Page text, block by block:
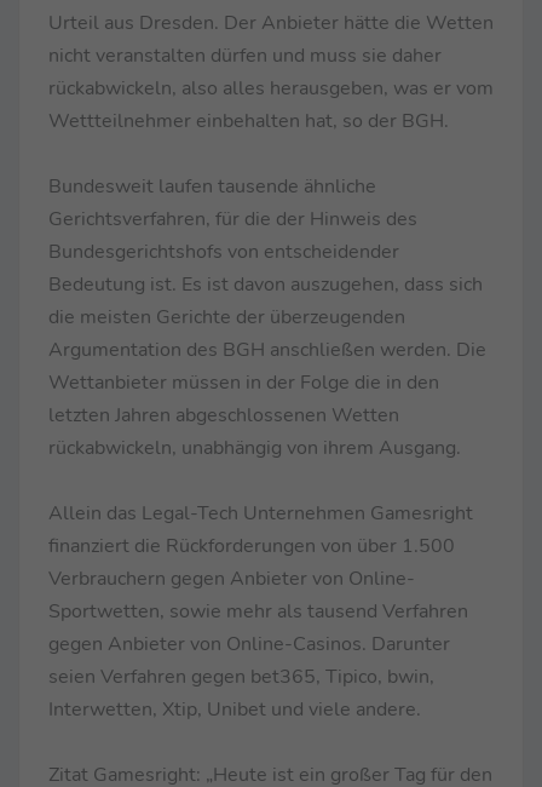
Urteil aus Dresden. Der Anbieter hätte die Wetten
nicht veranstalten dürfen und muss sie daher
rückabwickeln, also alles herausgeben, was er vom
Wettteilnehmer einbehalten hat, so der BGH.
Bundesweit laufen tausende ähnliche
Gerichtsverfahren, für die der Hinweis des
Bundesgerichtshofs von entscheidender
Bedeutung ist. Es ist davon auszugehen, dass sich
die meisten Gerichte der überzeugenden
Argumentation des BGH anschließen werden. Die
Wettanbieter müssen in der Folge die in den
letzten Jahren abgeschlossenen Wetten
rückabwickeln, unabhängig von ihrem Ausgang.
Allein das Legal-Tech Unternehmen Gamesright
finanziert die Rückforderungen von über 1.500
Verbrauchern gegen Anbieter von Online-
Sportwetten, sowie mehr als tausend Verfahren
gegen Anbieter von Online-Casinos. Darunter
seien Verfahren gegen bet365, Tipico, bwin,
Interwetten, Xtip, Unibet und viele andere.
Zitat Gamesright: „Heute ist ein großer Tag für den